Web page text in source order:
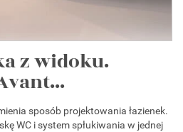
z widoku.
sposób projektowania łazienek.
WC i system spłukiwania w jednej